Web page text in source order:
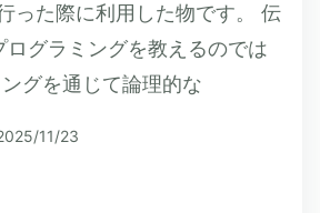
った際に利用した物です。 伝
ログラミングを教えるのでは
グを通じて論理的な
11/23